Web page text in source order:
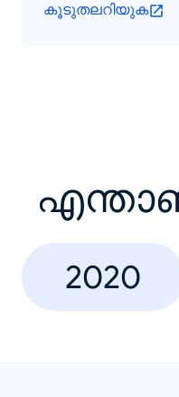
കൂടുതലറിയുക
2020